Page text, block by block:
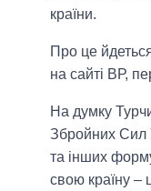
країни.
Про це
на сайті ВР,
На думку
Збройних Сил
та інших
свою країну –